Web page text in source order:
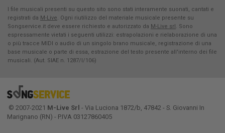
I file musicali presenti su questo sito sono stati interamente suonati, cantati e
registrati da M-Live. Ogni riutilizzo del materiale musicale presente su
Songservice.it deve essere richiesto e autorizzato da M-Live srl. Sono
espressamente vietati i seguenti utilizzi: estrapolazioni e rielaborazione di una
o più tracce MIDI o audio di un singolo brano musicale, registrazione di una
base musicale o parte di essa, estrazione del testo presente all'interno dei file
musicali. (Aut. SIAE n. 1287/I/106)
© 2007-2021 M-Live Srl - Via Luciona 1872/b, 47842 - S. Giovanni In
Marignano (RN) - P.IVA 03127860405